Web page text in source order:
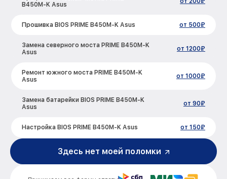
B450M-K Asus
Прошивка BIOS PRIME B450M-K Asus от 500₽
Замена северного моста PRIME B450M-K
Asus
от 1200₽
Ремонт южного моста PRIME B450M-K
Asus
от 1000₽
Замена батарейки BIOS PRIME B450M-K
Asus
от 90₽
Настройка BIOS PRIME B450M-K Asus от 150₽
Здесь нет моей поломки